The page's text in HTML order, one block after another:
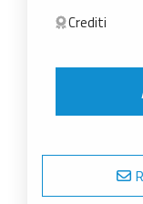
Crediti